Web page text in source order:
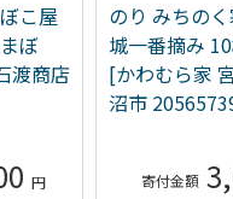
こ屋
ぼ
渡商店
のり みちの
城一番摘み
[かわむら家
沼市